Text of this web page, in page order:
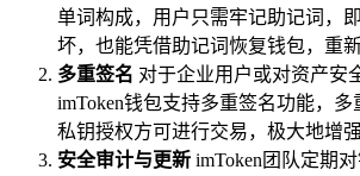
单词构成，用户只需牢记助记词，
坏，也能凭借助记词恢复钱包，重
多重签名 对于企业用户或对资产安
imToken钱包支持多重签名功能，
私钥授权方可进行交易，极大地增
安全审计与更新 imToken团队定期